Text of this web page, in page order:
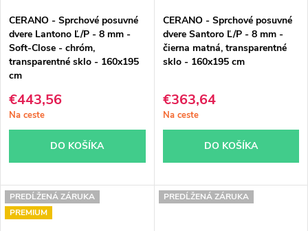
CERANO - Sprchové posuvné
dvere Lantono Ľ/P - 8 mm -
Soft-Close - chróm,
transparentné sklo - 160x195
cm
€443,56
Na ceste
DO KOŠÍKA
CERANO - Sprchové posuvné
dvere Santoro Ľ/P - 8 mm -
čierna matná, transparentné
sklo - 160x195 cm
€363,64
Na ceste
DO KOŠÍKA
PREDĹŽENÁ ZÁRUKA
PREMIUM
PREDĹŽENÁ ZÁRUKA